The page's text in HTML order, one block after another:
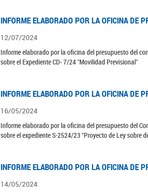
INFORME ELABORADO POR LA OFICINA DE
12/07/2024
Informe elaborado por la oficina del presupuesto del
sobre el Expediente CD- 7/24 "Movilidad Previsional"
INFORME ELABORADO POR LA OFICINA DE
16/05/2024
Informe elaborado por la oficina del presupuesto del
sobre el expediente S-2524/23 "Proyecto de Ley sobre
INFORME ELABORADO POR LA OFICINA DE
14/05/2024